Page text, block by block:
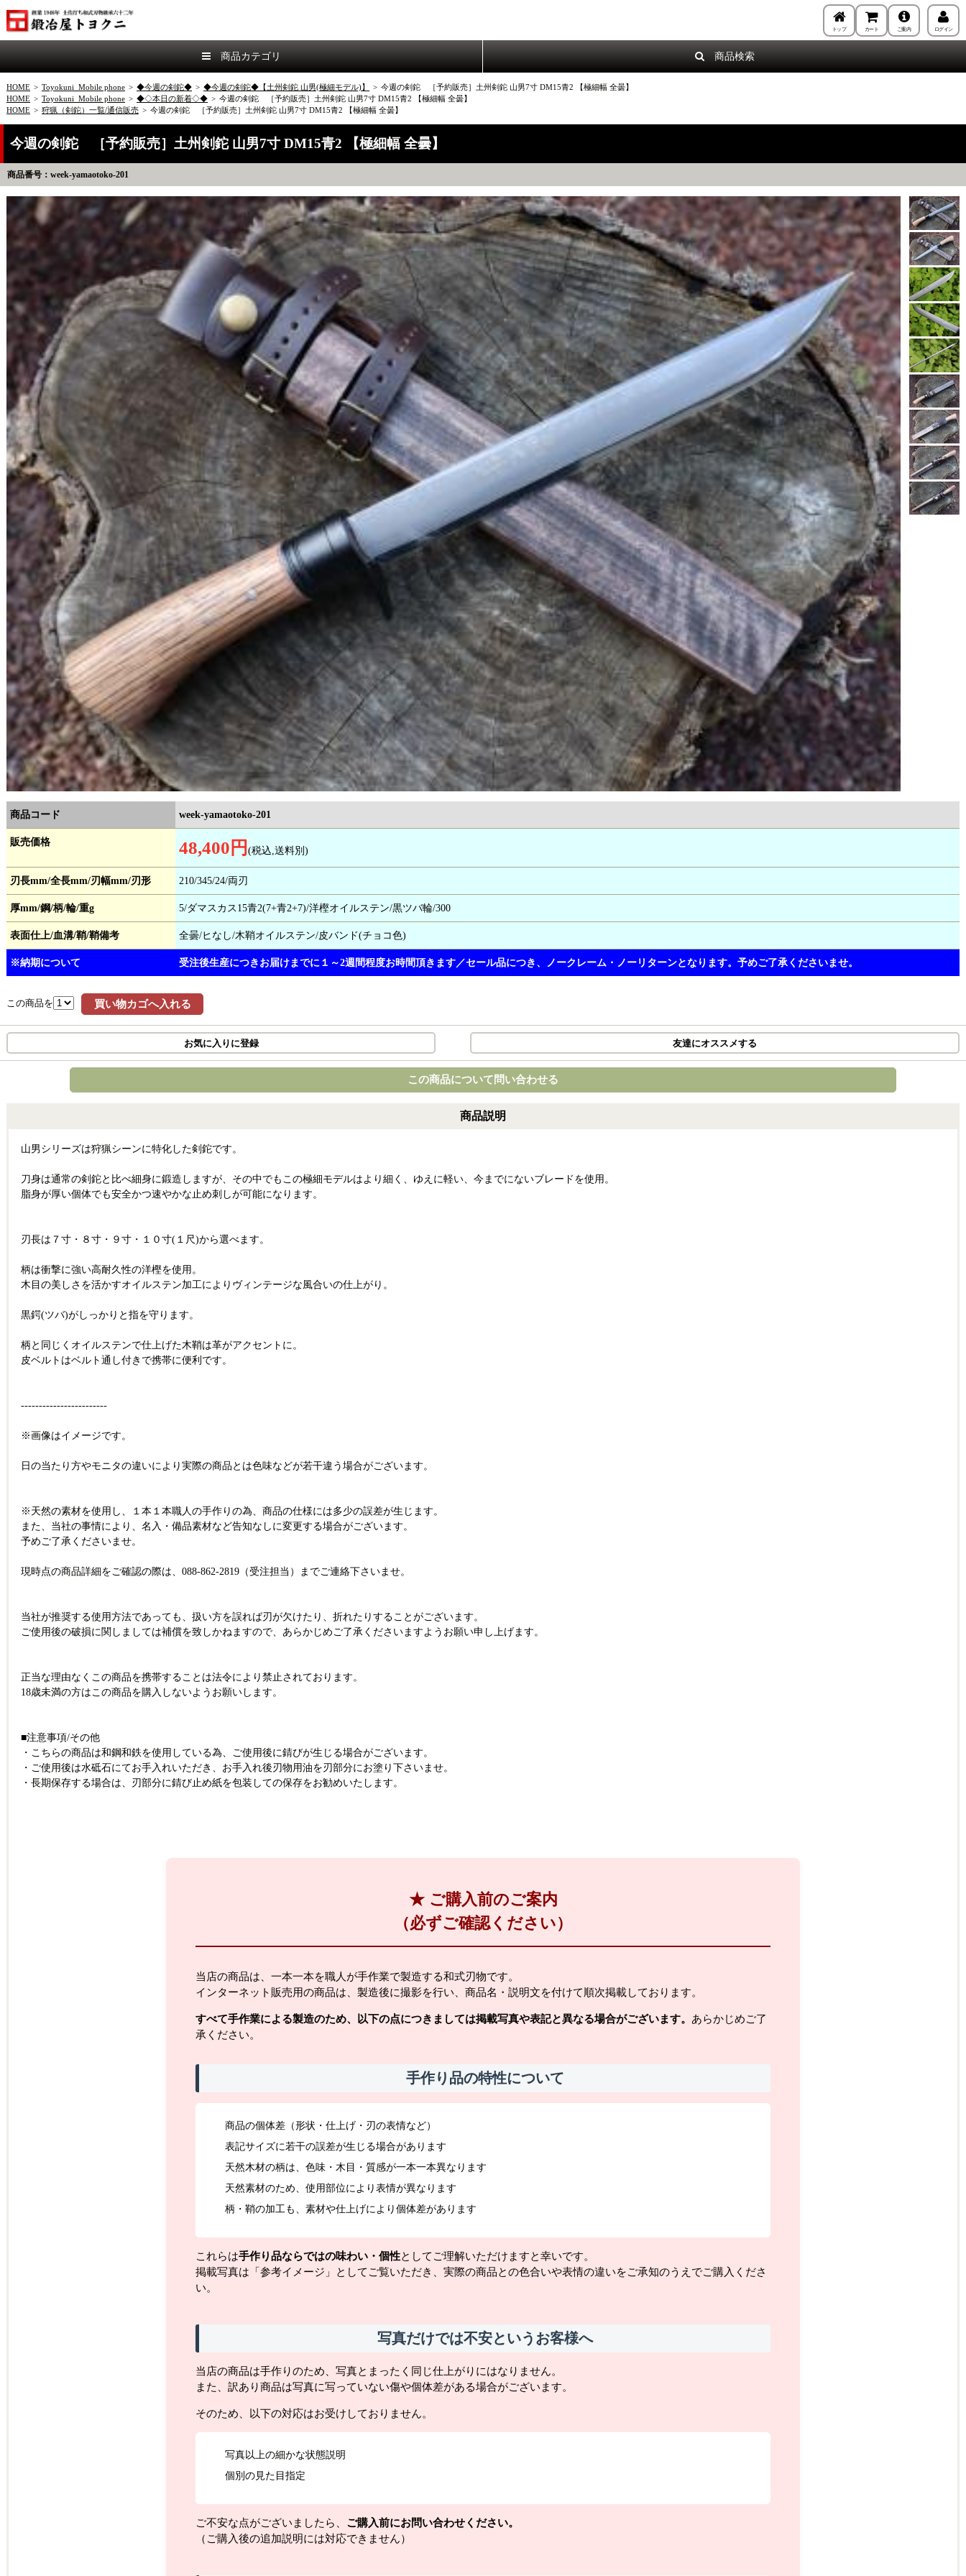
トップ カート ご案内 ログイン
商品カテゴリ 商品検索
HOME > Toyokuni_Mobile phone > ◆今週の剣鉈◆ > ◆今週の剣鉈◆【土州剣鉈 山男(極細モデル)】 > 今週の剣鉈 ［予約販売］土州剣鉈 山男7寸 DM15青2 【極細幅 全曇】
HOME > Toyokuni_Mobile phone > ◆◇本日の新着◇◆ > 今週の剣鉈 ［予約販売］土州剣鉈 山男7寸 DM15青2 【極細幅 全曇】
HOME > 狩猟（剣鉈）一覧/通信販売 > 今週の剣鉈 ［予約販売］土州剣鉈 山男7寸 DM15青2 【極細幅 全曇】
今週の剣鉈 ［予約販売］土州剣鉈 山男7寸 DM15青2 【極細幅 全曇】
商品番号：week-yamaotoko-201
商品コード week-yamaotoko-201
販売価格 48,400円 (税込,送料別)
刃長mm/全長mm/刃幅mm/刃形 210/345/24/両刃
厚mm/鋼/柄/輪/重g 5/ダマスカス15青2(7+青2+7)/洋樫オイルステン/黒ツバ輪/300
表面仕上/血溝/鞘/鞘備考 全曇/ヒなし/木鞘オイルステン/皮バンド(チョコ色)
※納期について 受注後生産につきお届けまでに１～2週間程度お時間頂きます／セール品につき、ノークレーム・ノーリターンとなります。予めご了承くださいませ。
この商品を 買い物カゴへ入れる
お気に入りに登録 友達にオススメする
この商品について問い合わせる
商品説明
山男シリーズは狩猟シーンに特化した剣鉈です。
刀身は通常の剣鉈と比べ細身に鍛造しますが、その中でもこの極細モデルはより細く、ゆえに軽い、今までにないブレードを使用。
脂身が厚い個体でも安全かつ速やかな止め刺しが可能になります。
刃長は７寸・８寸・９寸・１０寸(１尺)から選べます。
柄は衝撃に強い高耐久性の洋樫を使用。
木目の美しさを活かすオイルステン加工によりヴィンテージな風合いの仕上がり。
黒鍔(ツバ)がしっかりと指を守ります。
柄と同じくオイルステンで仕上げた木鞘は革がアクセントに。
皮ベルトはベルト通し付きで携帯に便利です。
------------------------
※画像はイメージです。
日の当たり方やモニタの違いにより実際の商品とは色味などが若干違う場合がございます。
※天然の素材を使用し、１本１本職人の手作りの為、商品の仕様には多少の誤差が生じます。
また、当社の事情により、名入・備品素材など告知なしに変更する場合がございます。
予めご了承くださいませ。
現時点の商品詳細をご確認の際は、088-862-2819（受注担当）までご連絡下さいませ。
当社が推奨する使用方法であっても、扱い方を誤れば刃が欠けたり、折れたりすることがございます。
ご使用後の破損に関しましては補償を致しかねますので、あらかじめご了承くださいますようお願い申し上げます。
正当な理由なくこの商品を携帯することは法令により禁止されております。
18歳未満の方はこの商品を購入しないようお願いします。
■注意事項/その他
・こちらの商品は和鋼和鉄を使用している為、ご使用後に錆びが生じる場合がございます。
・ご使用後は水砥石にてお手入れいただき、お手入れ後刃物用油を刃部分にお塗り下さいませ。
・長期保存する場合は、刃部分に錆び止め紙を包装しての保存をお勧めいたします。
★ ご購入前のご案内
（必ずご確認ください）
当店の商品は、一本一本を職人が手作業で製造する和式刃物です。
インターネット販売用の商品は、製造後に撮影を行い、商品名・説明文を付けて順次掲載しております。
すべて手作業による製造のため、以下の点につきましては掲載写真や表記と異なる場合がございます。 あらかじめご了
承ください。
手作り品の特性について
商品の個体差（形状・仕上げ・刃の表情など）
表記サイズに若干の誤差が生じる場合があります
天然木材の柄は、色味・木目・質感が一本一本異なります
天然素材のため、使用部位により表情が異なります
柄・鞘の加工も、素材や仕上げにより個体差があります
これらは手作り品ならではの味わい・個性としてご理解いただけますと幸いです。
掲載写真は「参考イメージ」としてご覧いただき、実際の商品との色合いや表情の違いをご承知のうえでご購入くださ
い。
写真だけでは不安というお客様へ
当店の商品は手作りのため、写真とまったく同じ仕上がりにはなりません。
また、訳あり商品は写真に写っていない傷や個体差がある場合がございます。
そのため、以下の対応はお受けしておりません。
写真以上の細かな状態説明
個別の見た目指定
ご不安な点がございましたら、 ご購入前にお問い合わせください。
（ご購入後の追加説明には対応できません）